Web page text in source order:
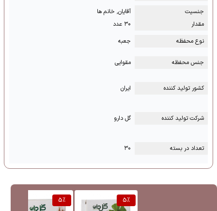
جنسیت
آقایان, خانم ها
مقدار
۳۰ عدد
نوع محفظه
جعبه
جنس محفظه مقوایی
کشور تولید کننده ایران
شرکت تولید کننده گل دارو
تعداد در بسته ۳۰
5%
5%